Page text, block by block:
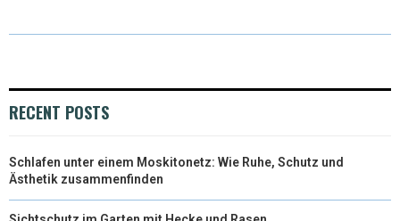
W
E
E
K
T
S
K
N
I
RECENT POSTS
Schlafen unter einem Moskitonetz: Wie Ruhe, Schutz und
Ästhetik zusammenfinden